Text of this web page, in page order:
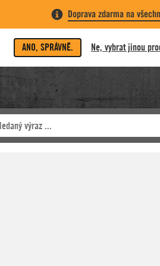
Doprava zdarma na
ANO, SPRÁVNĚ. Ne, vybrat jinou